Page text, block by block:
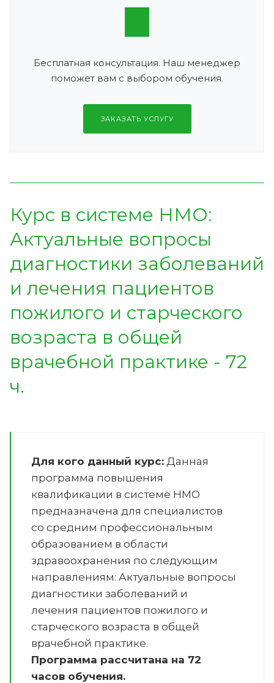
Бесплатная консультация. Наш менеджер
поможет вам с выбором обучения.
ЗАКАЗАТЬ УСЛУГУ
Курс в системе НМО:
Актуальные вопросы
диагностики заболеваний
и лечения пациентов
пожилого и старческого
возраста в общей
врачебной практике - 72
ч.
Для кого данный курс: Данная
программа повышения
квалификации в системе НМО
предназначена для специалистов
со средним профессиональным
образованием в области
здравоохранения по следующим
направлениям: Актуальные вопросы
диагностики заболеваний и
лечения пациентов пожилого и
старческого возраста в общей
врачебной практике.
Программа рассчитана на 72
часов обучения.